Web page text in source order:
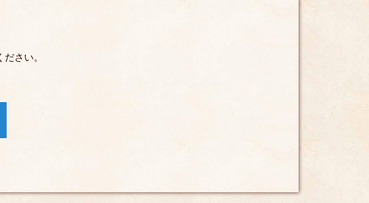
さい。